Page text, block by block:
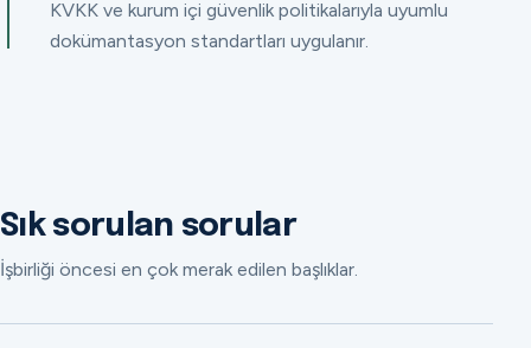
KVKK ve kurum içi güvenlik politikalarıyla uyumlu
dokümantasyon standartları uygulanır.
Sık sorulan sorular
İşbirliği öncesi en çok merak edilen başlıklar.